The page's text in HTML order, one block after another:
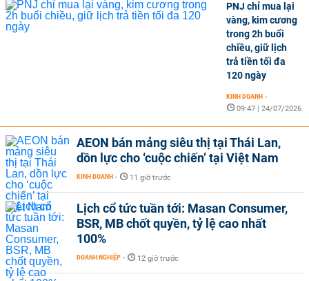
PNJ chỉ mua lại
vàng, kim cương
trong 2h buổi
chiều, giữ lịch
trả tiền tối đa
120 ngày
KINH DOANH -
09:47 | 24/07/2026
AEON bán mảng siêu thị tại Thái Lan,
dồn lực cho ‘cuộc chiến’ tại Việt Nam
KINH DOANH - 11 giờ trước
Lịch cổ tức tuần tới: Masan Consumer,
BSR, MB chốt quyền, tỷ lệ cao nhất
100%
DOANH NGHIỆP - 12 giờ trước